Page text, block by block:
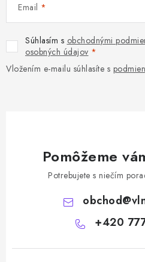
Email
Súhlasím s obchodnými
osobných údajov
Vložením e-mailu súhlasíte s
Pomôžeme
Potrebujete s niečím
obchod@
+420